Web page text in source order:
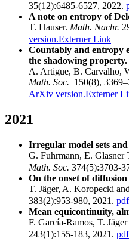
35(12):6485-6527, 2022.
A note on entropy of
T. Hauser. Math. Nachr.
version.Externer Link
Countably and entropy
the shadowing
A. Artigue, B. Carvalho,
Math. Soc. 150(8),
ArXiv version.Externer
2021
Irregular model sets
G. Fuhrmann, E. Glasner
Math. Soc. 374(5):3703-
On the onset of
T. Jäger, A. Koropecki
383(2):953-980, 2021. pdf
Mean equicontinuity,
F. García-Ramos, T.
243(1):155-183, 2021. pdf